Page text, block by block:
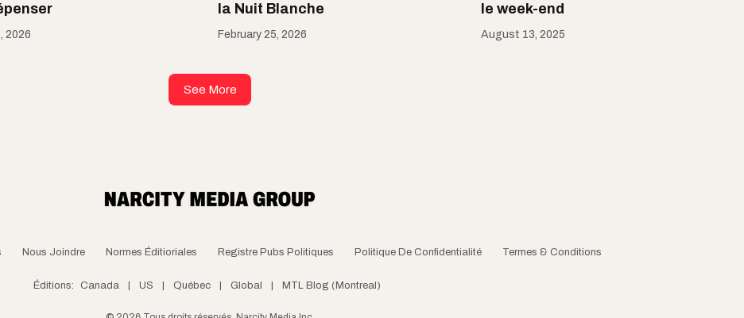
2026
la Nuit Blanche
February 25, 2026
le week-end
August 13, 2025
See More
Nous Joindre Normes Éditioriales Registre Pubs Politiques Politique De Confidentialité Termes & Conditions
Éditions: Canada | US | Québec | Global | MTL Blog (Montreal)